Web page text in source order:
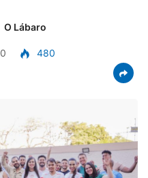
O Lábaro
0
480